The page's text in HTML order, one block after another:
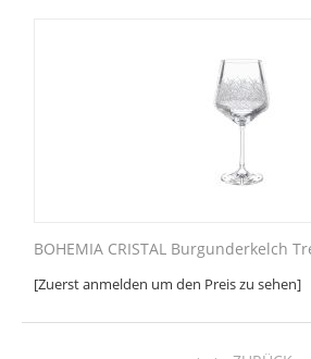
BOHEMIA CRISTAL Burgunderkelch
[Zuerst anmelden um den Preis zu sehen]